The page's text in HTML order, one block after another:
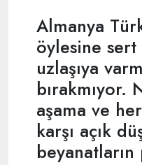
Almanya
öylesine
uzlaşıya
bırakmıyor.
aşama ve
karşı açık